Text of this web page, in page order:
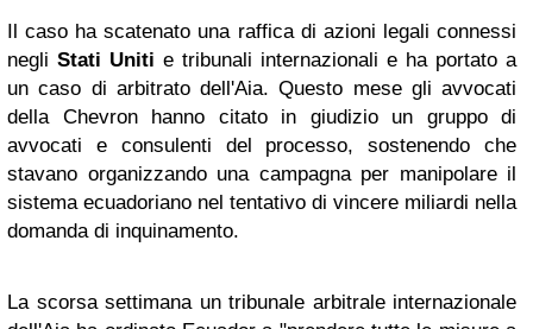
Il caso ha scatenato una raffica di azioni legali connessi
negli Stati Uniti e tribunali internazionali e ha portato a
un caso di arbitrato dell'Aia. Questo mese gli avvocati
della Chevron hanno citato in giudizio un gruppo di
avvocati e consulenti del processo, sostenendo che
stavano organizzando una campagna per manipolare il
sistema ecuadoriano nel tentativo di vincere miliardi nella
domanda di inquinamento.
La scorsa settimana un tribunale arbitrale internazionale